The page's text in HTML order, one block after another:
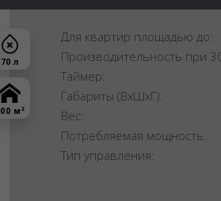
70 л
м2
Для квартир площадью до:
Производительность при
Таймер:
Габариты (ВхШхГ):
Вес:
Потребляемая мощность:
Тип управления: